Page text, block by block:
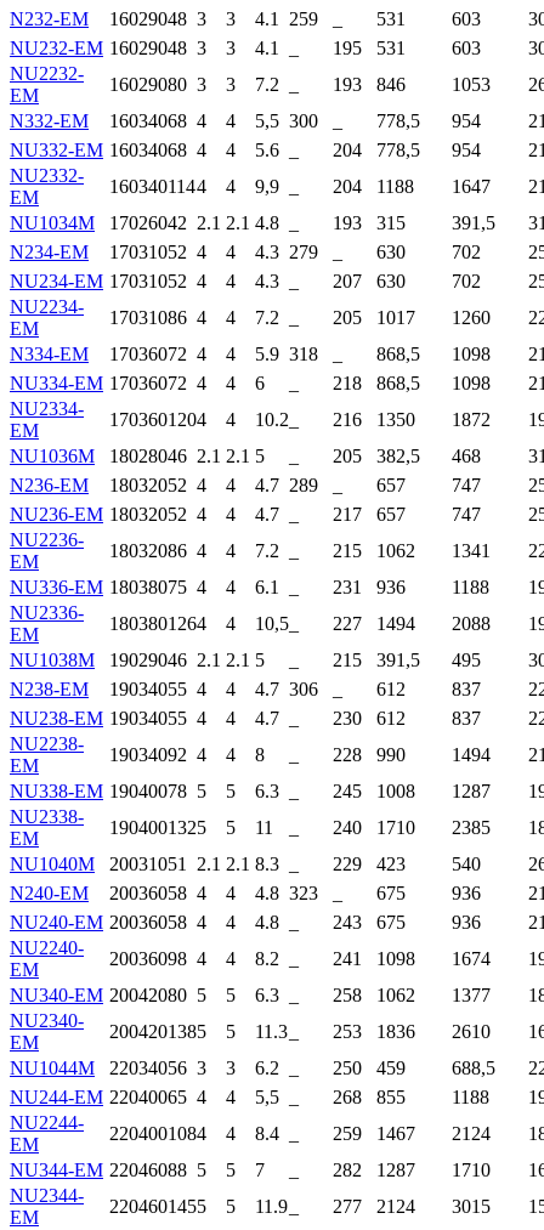
N232-EM 16029048 3 3 4.1 259 531 603
NU232-EM 16029048 3 3 4.1 195 531 603
NU2232-
EM
16029080 3 3 7.2 193 846 1053
N332-EM
16034068 4 4 5,5 300 778,5 954
NU332-EM 16034068 4 4 5.6 204 778,5 954
NU2332-
EM
1603401144 4 9,9 204 1188 1647
NU1034M
17026042 2.1 2.1 4.8 193 315 391,5
N234-EM
17031052 4 4 4.3 279 630 702
NU234-EM 17031052 4 4 4.3 207 630 702
NU2234-
EM
17031086 4 4 7.2 205 1017 1260
N334-EM
17036072 4 4 5.9 318 868,5 1098
NU334-EM 17036072 4 4 6 218 868,5 1098
NU2334-
EM
1703601204 4 10.2 216 1350 1872
NU1036M
18028046 2.1 2.1 5 205 382,5 468
N236-EM
18032052 4 4 4.7 289 657 747
NU236-EM 18032052 4 4 4.7 217 657 747
NU2236-
EM
18032086 4 4 7.2 215 1062 1341
NU336-EM 18038075 4 4 6.1 231 936 1188
NU2336-
EM
1803801264 4 10,5 227 1494 2088
NU1038M
19029046 2.1 2.1 5 215 391,5 495
N238-EM
19034055 4 4 4.7 306 612 837
NU238-EM 19034055 4 4 4.7 230 612 837
NU2238-
EM
19034092 4 4 8 228 990 1494
NU338-EM 19040078 5 5 6.3 245 1008 1287
NU2338-
EM
1904001325 5 11 240 1710 2385
NU1040M
20031051 2.1 2.1 8.3 229 423 540
N240-EM
20036058 4 4 4.8 323 675 936
NU240-EM 20036058 4 4 4.8 243 675 936
NU2240-
EM
20036098 4 4 8.2 241 1098 1674
NU340-EM 20042080 5 5 6.3 258 1062 1377
NU2340-
EM
2004201385 5 11.3 253 1836 2610
NU1044M
22034056 3 3 6.2 250 459 688,5
NU244-EM 22040065 4 4 5,5 268 855 1188
NU2244-
EM
2204001084 4 8.4 259 1467 2124
NU344-EM 22046088 5 5 7 282 1287 1710
NU2344-
EM
2204601455 5 11.9 277 2124 3015